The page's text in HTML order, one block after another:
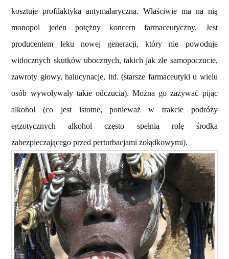
kosztuje profilaktyka antymalaryczna. Właściwie ma na nią
monopol jeden potężny koncern farmaceutyczny. Jest
producentem leku nowej generacji, który nie powoduje
widocznych skutków ubocznych, takich jak złe samopoczucie,
zawroty głowy, halucynacje, itd. (starsze farmaceutyki u wielu
osób wywoływały takie odczucia). Można go zażywać pijąc
alkohol (co jest istotne, ponieważ w trakcie podróży
egzotycznych alkohol często spełnia rolę środka
zabezpieczającego przed perturbacjami żołądkowymi).